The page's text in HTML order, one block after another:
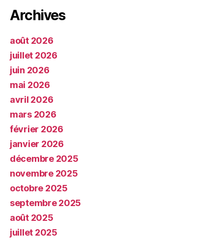
Archives
août 2026
juillet 2026
juin 2026
mai 2026
avril 2026
mars 2026
février 2026
janvier 2026
décembre 2025
novembre 2025
octobre 2025
septembre 2025
août 2025
juillet 2025